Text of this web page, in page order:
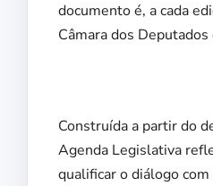
documento é, a cada
Câmara dos
Construída a partir do
Agenda Legislativa
qualificar o diálogo